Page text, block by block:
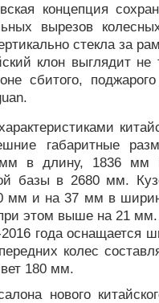
концепция
вырезов
стекла за
клон выглядит
сбитого,
габаритные
мм в длину, 1836
базы в 2680 мм.
мм и на 37 мм в
этом выше на 21 мм.
года оснащается
колес
180 мм.
нового